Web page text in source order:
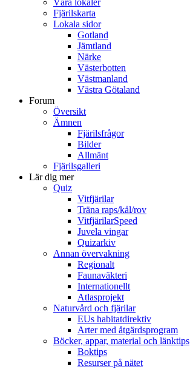
Fjärilskarta
Lokala sidor
Gotland
Jämtland
Närke
Västerbotten
Västmanland
Västra Götaland
Forum
Översikt
Ämnen
Fjärilsfrågor
Bilder
Allmänt
Fjärilsgalleri
Lär dig mer
Quiz
Vitfjärilar
Träna raps/kål/rov
VitfjärilarSpeed
Juvela vingar
Quizarkiv
Annan övervakning
Regionalt
Faunaväkteri
Internationellt
Atlasprojekt
Naturvård och fjärilar
EUs habitatdirektiv
Arter med åtgärdsprogram
Böcker, appar, material och länktips
Boktips
Resurser på nätet